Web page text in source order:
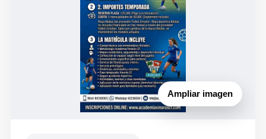
Ampliar imagen